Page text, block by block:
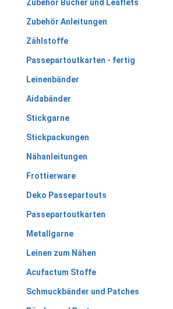
Zubehör Bücher und Leaflets
Zubehör Anleitungen
Zählstoffe
Passepartoutkarten - fertig
Leinenbänder
Aidabänder
Stickgarne
Stickpackungen
Nähanleitungen
Frottierware
Deko Passepartouts
Passepartoutkarten
Metallgarne
Leinen zum Nähen
Acufactum Stoffe
Schmuckbänder und Patches